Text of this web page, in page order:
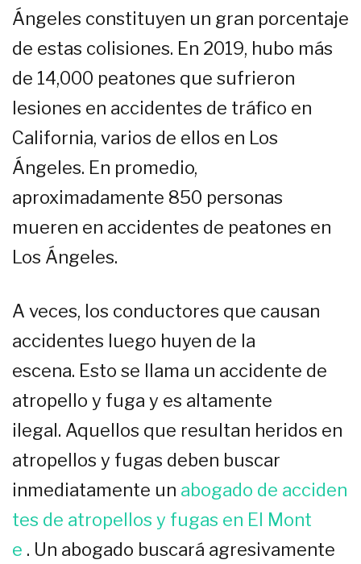
Ángeles constituyen un gran porcentaje
de estas colisiones. En 2019, hubo más
de 14,000 peatones que sufrieron
lesiones en accidentes de tráfico en
California, varios de ellos en Los
Ángeles. En promedio,
aproximadamente 850 personas
mueren en accidentes de peatones en
Los Ángeles.
A veces, los conductores que causan
accidentes luego huyen de la
escena. Esto se llama un accidente de
atropello y fuga y es altamente
ilegal. Aquellos que resultan heridos en
atropellos y fugas deben buscar
inmediatamente un abogado de acciden
tes de atropellos y fugas en El Mont
e . Un abogado buscará agresivamente